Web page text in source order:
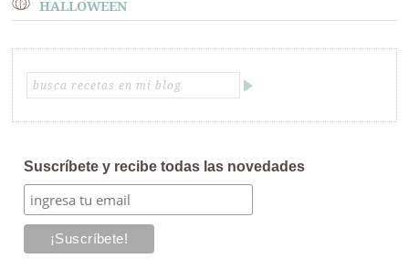
HALLOWEEN
Suscríbete y recibe todas las novedades